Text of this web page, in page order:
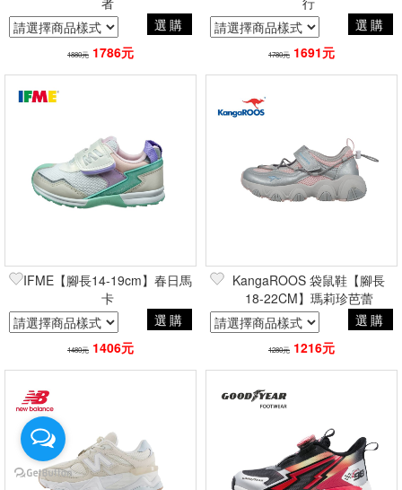
選購
1880元 1786元
選購
1780元 1691元
IFME【腳長14-19cm】春日馬
卡
選購
1480元 1406元
KangaROOS 袋鼠鞋【腳長
18-22CM】瑪莉珍芭蕾
選購
1280元 1216元